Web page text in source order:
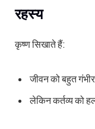
रहस्य
कृष्ण सिखाते हैं:
जीवन को बहुत
लेकिन कर्तव्य को